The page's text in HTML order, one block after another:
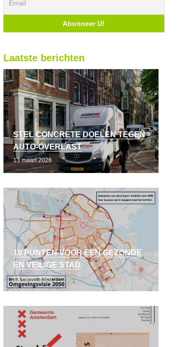
Laatste berichten
STEL CONCRETE DOELEN TEGEN
AUTO-OVERLAST
13 maart 2026
10 PUNTEN VOOR EEN GEZONDE
EN VEILIGE STAD
13 maart 2026